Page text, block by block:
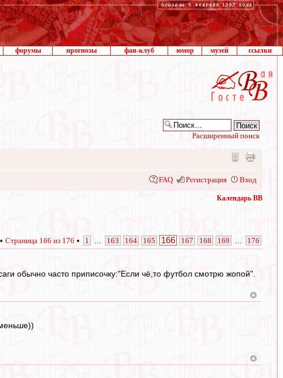
форумы прогнозы фан-клуб юмор музей ссылки
Расширенный поиск
FAQ Регистрация Вход
Календарь ВВ
Страница 166 из 176 • 1 163 164 165 166 167 168 169 176
обычно часто приписочку:"Если чё,то футбол смотрю жопой".